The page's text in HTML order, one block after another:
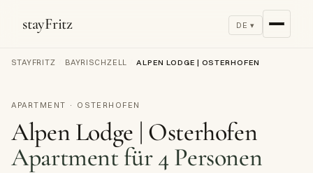
stayFritz DE ▾
STAYFRITZ BAYRISCHZELL ALPEN LODGE | OSTERHOFEN
APARTMENT · OSTERHOFEN
Alpen Lodge | Osterhofen
Apartment für 4 Personen